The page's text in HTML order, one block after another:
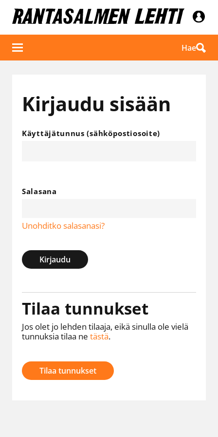
Hae
Kirjaudu sisään
Käyttäjätunnus (sähköpostiosoite)
Salasana
Unohditko salasanasi?
Kirjaudu
Tilaa tunnukset
Jos olet jo lehden tilaaja, eikä sinulla ole vielä
tunnuksia tilaa ne tästä.
Tilaa tunnukset